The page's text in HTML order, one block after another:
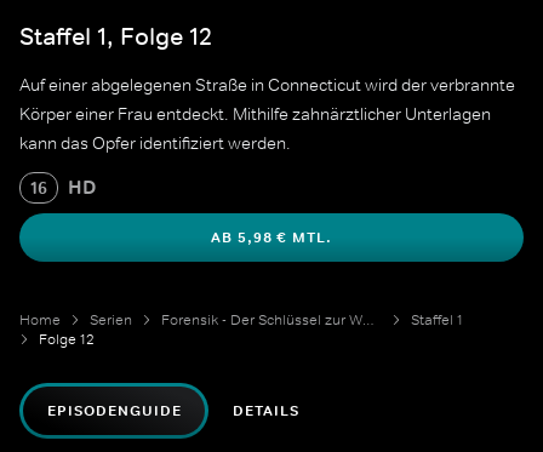
Staffel 1, Folge 12
Auf einer abgelegenen Straße in Connecticut wird der verbrannte
Körper einer Frau entdeckt. Mithilfe zahnärztlicher Unterlagen
kann das Opfer identifiziert werden.
16 HD
AB 5,98 € MTL.
Home Serien Forensik - Der Schlüssel zur Wahrheit
Staffel 1
Folge 12
EPISODENGUIDE DETAILS